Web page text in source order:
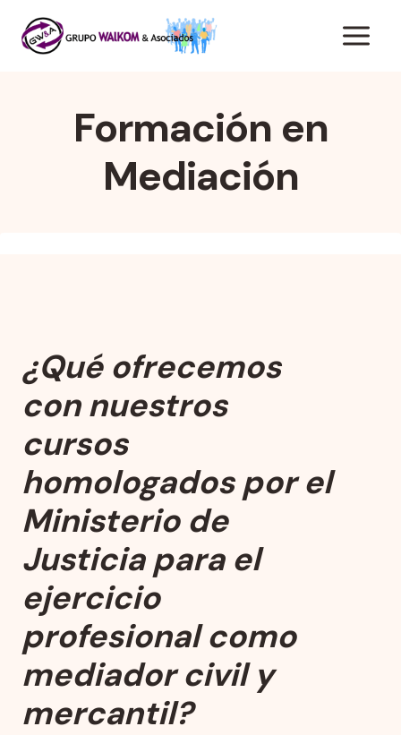
contenido
Formación en
Mediación
¿Qué ofrecemos
con nuestros
cursos
homologados por el
Ministerio de
Justicia para el
ejercicio
profesional como
mediador civil y
mercantil?